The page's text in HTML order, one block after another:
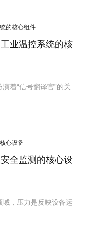
业温控系统的核
着“信号翻译官”的关
全监测的核心设
，压力是反映设备运